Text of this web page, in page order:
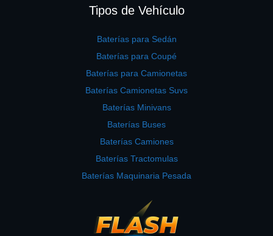
Tipos de Vehículo
Baterías para Sedán
Baterías para Coupé
Baterías para Camionetas
Baterías Camionetas Suvs
Baterías Minivans
Baterías Buses
Baterías Camiones
Baterías Tractomulas
Baterías Maquinaria Pesada